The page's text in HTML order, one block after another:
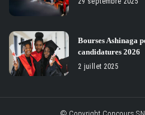
Bourses Ashinaga
candidatures 2026
2 juillet 2025